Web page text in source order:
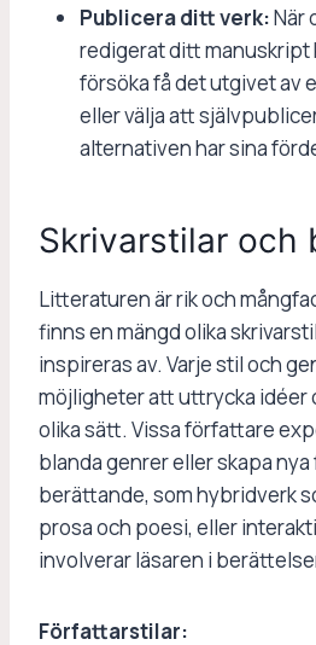
Publicera ditt verk:När
redigerat ditt manuskript
försöka få det utgivet av
eller välja att
alternativen har sina
Skrivarstilar och
Litteraturen är rik och
finns en mängd olika
inspireras av. Varje stil och
möjligheter att uttrycka idéer
olika sätt. Vissa författare
blanda genrer eller skapa
berättande, som hybridverk
prosa och poesi, eller
involverar läsaren i
Författarstilar: